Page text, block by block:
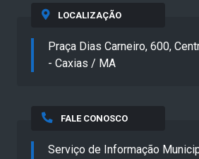
LOCALIZAÇÃO
Praça Dias Carneiro, 600,
- Caxias / MA
FALE CONOSCO
Serviço de Informação